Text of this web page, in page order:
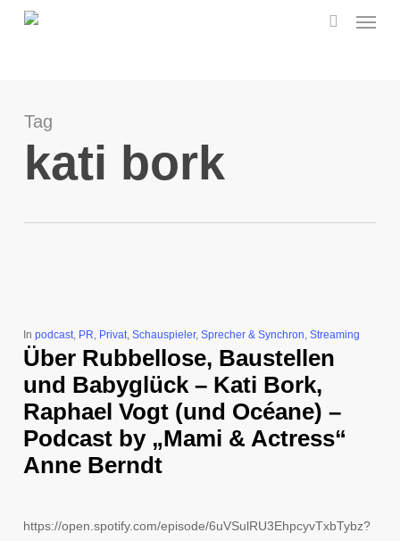
Menu
Tag
kati bork
In podcast, PR, Privat, Schauspieler, Sprecher & Synchron, Streaming
Über Rubbellose, Baustellen
und Babyglück – Kati Bork,
Raphael Vogt (und Océane) –
Podcast by „Mami & Actress“
Anne Berndt
https://open.spotify.com/episode/6uVSulRU3EhpcyvTxbTybz?